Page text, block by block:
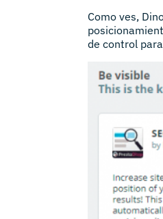
Como ves,
de control